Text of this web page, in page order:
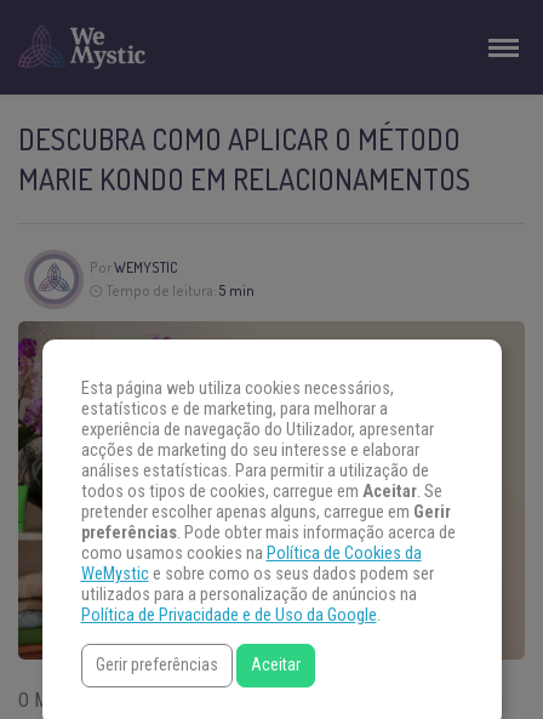
DESCUBRA COMO APLICAR O MÉTODO
MARIE KONDO EM RELACIONAMENTOS
PorWEMYSTIC
Tempo de leitura: 5 min
O Método Marie Kondo é uma técnica criada pela guru japonesa
Esta página web utiliza cookies necessários,
estatísticos e de marketing, para melhorar a
experiência de navegação do Utilizador, apresentar
acções de marketing do seu interesse e elaborar
análises estatísticas. Para permitir a utilização de
todos os tipos de cookies, carregue em Aceitar. Se
pretender escolher apenas alguns, carregue em Gerir
preferências. Pode obter mais informação acerca de
como usamos cookies na Política de Cookies da
WeMystice sobre como os seus dados podem ser
utilizados para a personalização de anúncios na
Política de Privacidade e de Uso da Google.
Gerir preferências Aceitar